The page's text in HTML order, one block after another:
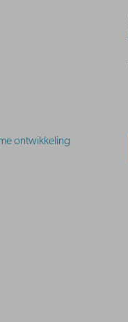
ontwikkeling